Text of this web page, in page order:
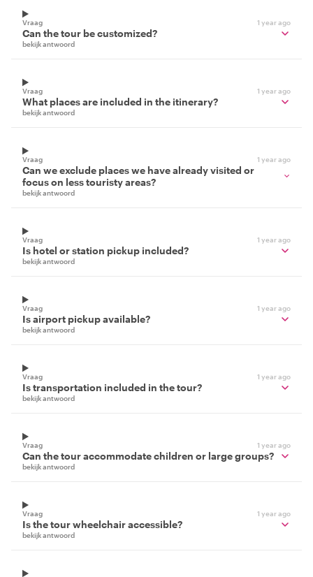
Vraag 1 year ago
Can the tour be customized?
bekijk antwoord
Vraag 1 year ago
What places are included in the itinerary?
bekijk antwoord
Vraag 1 year ago
Can we exclude places we have already visited or
focus on less touristy areas?
bekijk antwoord
Vraag 1 year ago
Is hotel or station pickup included?
bekijk antwoord
Vraag 1 year ago
Is airport pickup available?
bekijk antwoord
Vraag 1 year ago
Is transportation included in the tour?
bekijk antwoord
Vraag 1 year ago
Can the tour accommodate children or large groups?
bekijk antwoord
Vraag 1 year ago
Is the tour wheelchair accessible?
bekijk antwoord